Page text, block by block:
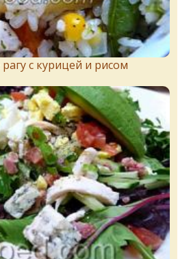
с курицей и рисом